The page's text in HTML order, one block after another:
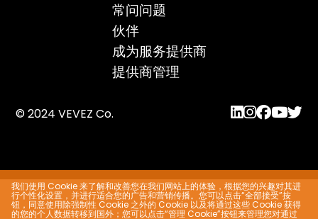
我们使用 Cookie 来了解和改善您在我们网站上的体验，根据您的兴趣对其进
行个性化设置，并进行适合您的广告和营销传播。您可以点击“全部接受”按
钮，同意使用除强制性 Cookie 之外的 Cookie 以及将通过这些 Cookie 获得
的您的个人数据转移到国外；您可以点击“管理 Cookie”按钮来管理您对通过
常问问题
伙伴
成为服务提供商
提供商管理
© 2024 VEVEZ Co.